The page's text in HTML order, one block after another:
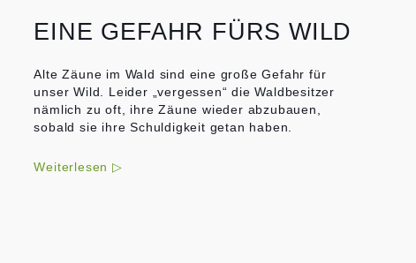
EINE GEFAHR FÜRS WILD
Alte Zäune im Wald sind eine große Gefahr für
unser Wild. Leider „vergessen“ die Waldbesitzer
nämlich zu oft, ihre Zäune wieder abzubauen,
sobald sie ihre Schuldigkeit getan haben.
Weiterlesen ▷